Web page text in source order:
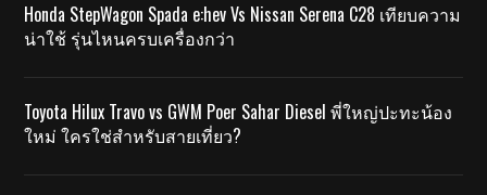
Honda StepWagon Spada e:hev Vs Nissan Serena C28 เทียบความ
น่าใช้ รุ่นไหนครบเครื่องกว่า
Toyota Hilux Travo vs GWM Poer Sahar Diesel พี่ใหญ่ปะทะน้อง
ใหม่ ใครใช่สำหรับสายเที่ยว?